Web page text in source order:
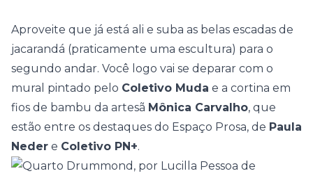
Aproveite que já está ali e suba as belas escadas de
jacarandá (praticamente uma escultura) para o
segundo andar. Você logo vai se deparar com o
mural pintado pelo Coletivo Muda e a cortina em
fios de bambu da artesã Mônica Carvalho, que
estão entre os destaques do Espaço Prosa, de Paula
Neder e Coletivo PN+.